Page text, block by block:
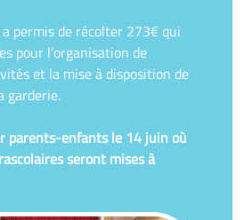
permis de récolter 273€ qui
pour l’organisation de
et la mise à disposition de
garderie.
parents-enfants le 14 juin où
seront mises à